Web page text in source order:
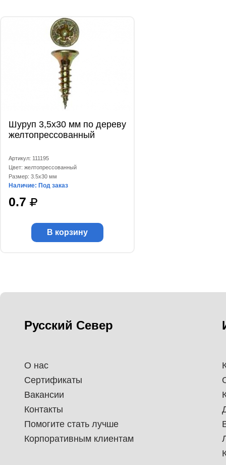
Шуруп 3,5х30 мм по дереву
желтопрессованный
Артикул: 111195
Цвет: желтопрессованный
Размер: 3.5x30 мм
Наличие: Под заказ
0.7
В корзину
Русский Север
О нас
Сертификаты
Вакансии
Контакты
Помогите стать лучше
Корпоративным клиентам